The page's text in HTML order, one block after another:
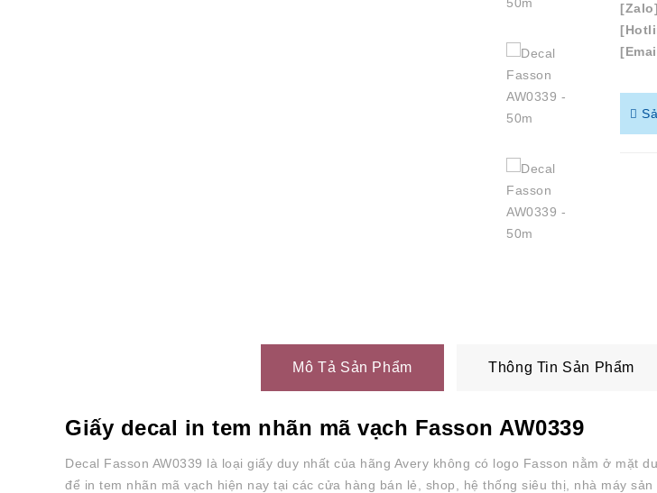
[Zalo]
Mô Tả Sản Phẩm Thông Tin Sản Phẩm
Giấy decal in tem nhãn mã vạch Fasson AW0339
Decal Fasson AW0339 là loại giấy duy nhất của hãng Avery không có logo Fasson nằm ở mặt
để in tem nhãn mã vạch hiện nay tại các cửa hàng bán lẻ, shop, hệ thống siêu thị, nhà máy